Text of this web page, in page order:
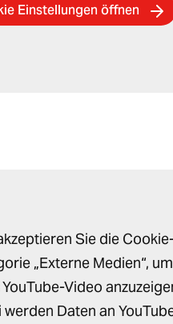
Einstellungen öffnen
Sie die
„Externe Medien“, um
Video
werden Daten an